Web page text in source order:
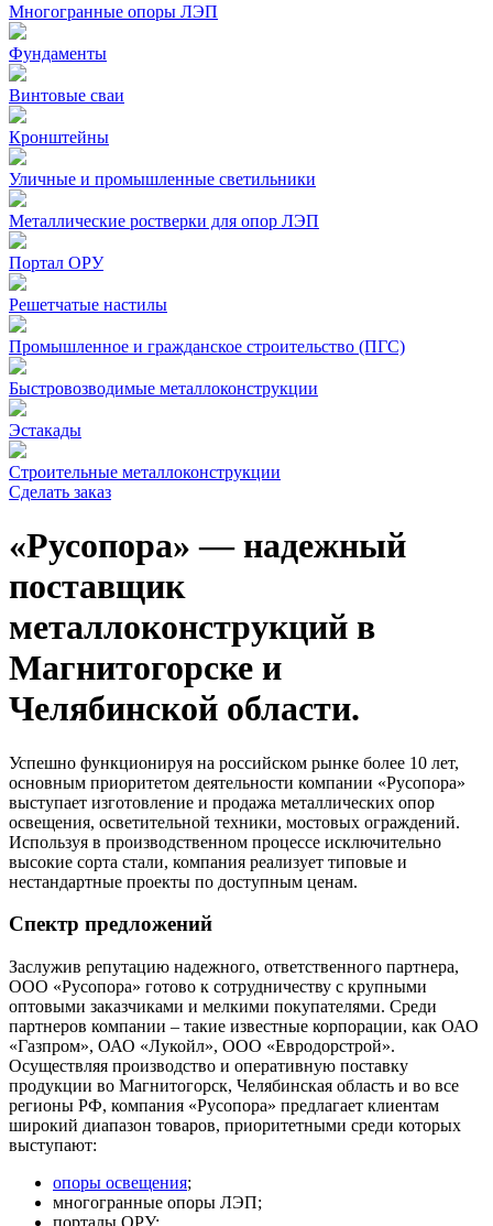
Многогранные опоры ЛЭП
Фундаменты
Винтовые сваи
Кронштейны
Уличные и промышленные светильники
Металлические ростверки для опор ЛЭП
Портал ОРУ
Решетчатые настилы
Промышленное и гражданское строительство (ПГС)
Быстровозводимые металлоконструкции
Эстакады
Строительные металлоконструкции
Сделать заказ
«Русопора» — надежный
поставщик
металлоконструкций в
Магнитогорске и
Челябинской области.
Успешно функционируя на российском рынке более 10 лет,
основным приоритетом деятельности компании «Русопора»
выступает изготовление и продажа металлических опор
освещения, осветительной техники, мостовых ограждений.
Используя в производственном процессе исключительно
высокие сорта стали, компания реализует типовые и
нестандартные проекты по доступным ценам.
Спектр предложений
Заслужив репутацию надежного, ответственного партнера,
ООО «Русопора» готово к сотрудничеству с крупными
оптовыми заказчиками и мелкими покупателями. Среди
партнеров компании – такие известные корпорации, как ОАО
«Газпром», ОАО «Лукойл», ООО «Евродорстрой».
Осуществляя производство и оперативную поставку
продукции во Магнитогорск, Челябинская область и во все
регионы РФ, компания «Русопора» предлагает клиентам
широкий диапазон товаров, приоритетными среди которых
выступают:
опоры освещения;
многогранные опоры ЛЭП;